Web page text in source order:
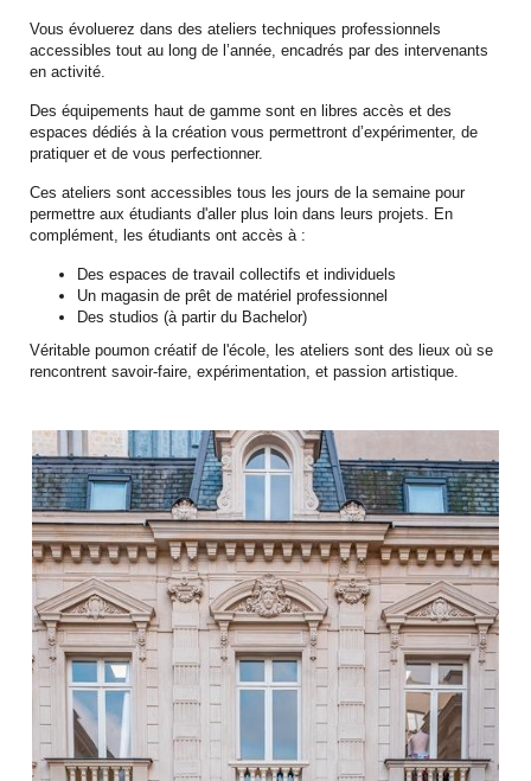
Vous évoluerez dans des ateliers techniques professionnels
accessibles tout au long de l’année, encadrés par des intervenants
en activité.
Des équipements haut de gamme sont en libres accès et des
espaces dédiés à la création vous permettront d’expérimenter, de
pratiquer et de vous perfectionner.
Ces ateliers sont accessibles tous les jours de la semaine pour
permettre aux étudiants d'aller plus loin dans leurs projets. En
complément, les étudiants ont accès à :
Des espaces de travail collectifs et individuels
Un magasin de prêt de matériel professionnel
Des studios (à partir du Bachelor)
Véritable poumon créatif de l'école, les ateliers sont des lieux où se
rencontrent savoir-faire, expérimentation, et passion artistique.